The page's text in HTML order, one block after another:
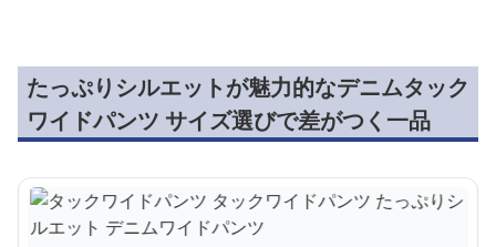
たっぷりシルエットが魅力的なデニムタック
ワイドパンツ サイズ選びで差がつく一品